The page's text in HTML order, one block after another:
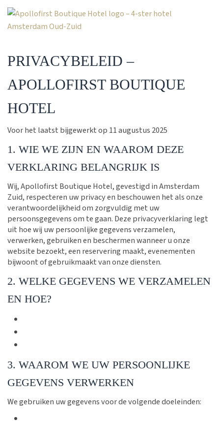
PRIVACYBELEID –
APOLLOFIRST BOUTIQUE
HOTEL
Voor het laatst bijgewerkt op 11 augustus 2025
1. WIE WE ZIJN EN WAAROM DEZE
VERKLARING BELANGRIJK IS
Wij, Apollofirst Boutique Hotel, gevestigd in Amsterdam
Zuid, respecteren uw privacy en beschouwen het als onze
verantwoordelijkheid om zorgvuldig met uw
persoonsgegevens om te gaan. Deze privacyverklaring legt
uit hoe wij uw persoonlijke gegevens verzamelen,
verwerken, gebruiken en beschermen wanneer u onze
website bezoekt, een reservering maakt, evenementen
bijwoont of gebruikmaakt van onze diensten.
2. WELKE GEGEVENS WE VERZAMELEN
EN HOE?
3. WAAROM WE UW PERSOONLIJKE
GEGEVENS VERWERKEN
We gebruiken uw gegevens voor de volgende doeleinden: